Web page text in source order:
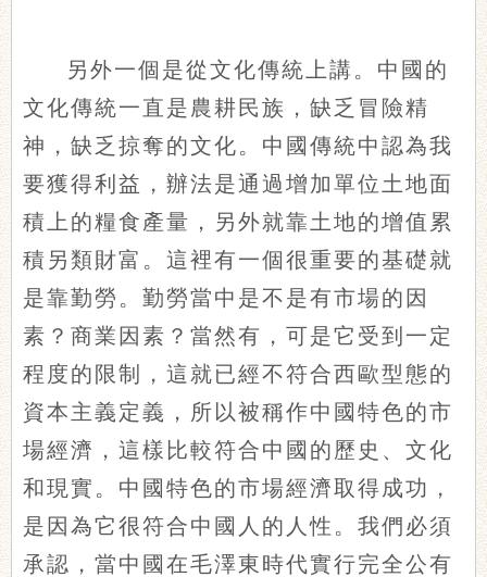
另外一個是從文化傳統上講。中國的
文化傳統一直是農耕民族，缺乏冒險精
神，缺乏掠奪的文化。中國傳統中認為我
要獲得利益，辦法是通過增加單位土地面
積上的糧食產量，另外就靠土地的增值累
積另類財富。這裡有一個很重要的基礎就
是靠勤勞。勤勞當中是不是有市場的因
素？商業因素？當然有，可是它受到一定
程度的限制，這就已經不符合西歐型態的
資本主義定義，所以被稱作中國特色的市
場經濟，這樣比較符合中國的歷史、文化
和現實。中國特色的市場經濟取得成功，
是因為它很符合中國人的人性。我們必須
承認，當中國在毛澤東時代實行完全公有